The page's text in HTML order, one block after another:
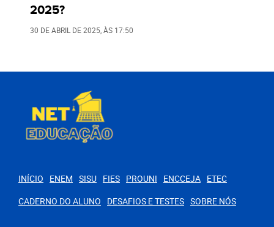
2025?
30 DE ABRIL DE 2025 , ÀS 17:50
INÍCIO ENEM SISU FIES PROUNI ENCCEJA ETEC
CADERNO DO ALUNO
DESAFIOS E TESTES SOBRE NÓS